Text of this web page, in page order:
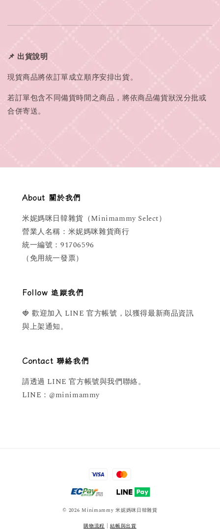
📌 出貨說明
現貨商品將依訂單成立順序安排出貨。
若訂單包含不同備貨時間之商品，將依商品備貨狀況分批或
合併寄送。
About 關於我們
米妮媽咪日韓雜貨（Minimammy Select）
營業人名稱：米妮媽咪雜貨商行
統一編號：91706596
（免用統一發票）
Follow 追蹤我們
🍓 歡迎加入 LINE 官方帳號，以獲得最新商品資訊
與上架通知。
Contact 聯絡我們
請透過 LINE 官方帳號與我們聯絡。
LINE：@minimammy
© 2026 Minimammy 米妮媽咪日韓雜貨
購物流程 |結帳與出貨